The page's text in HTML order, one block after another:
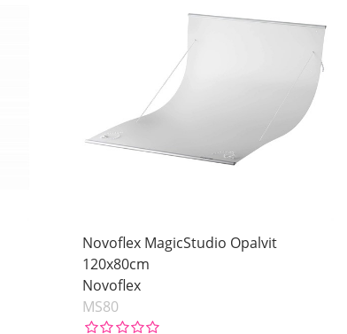
Novoflex MagicStudio Opalvit
120x80cm
Novoflex
MS80